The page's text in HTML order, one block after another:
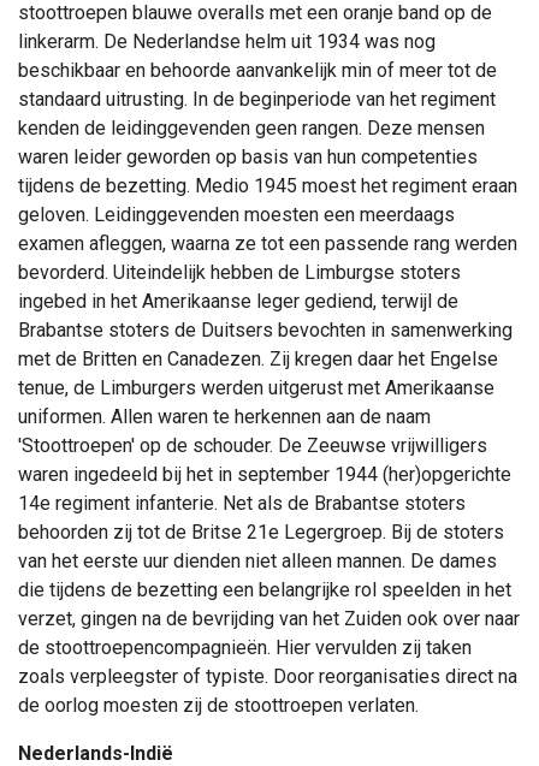
stoottroepen blauwe overalls met een oranje band op de
linkerarm. De Nederlandse helm uit 1934 was nog
beschikbaar en behoorde aanvankelijk min of meer tot de
standaard uitrusting. In de beginperiode van het regiment
kenden de leidinggevenden geen rangen. Deze mensen
waren leider geworden op basis van hun competenties
tijdens de bezetting. Medio 1945 moest het regiment eraan
geloven. Leidinggevenden moesten een meerdaags
examen afleggen, waarna ze tot een passende rang werden
bevorderd. Uiteindelijk hebben de Limburgse stoters
ingebed in het Amerikaanse leger gediend, terwijl de
Brabantse stoters de Duitsers bevochten in samenwerking
met de Britten en Canadezen. Zij kregen daar het Engelse
tenue, de Limburgers werden uitgerust met Amerikaanse
uniformen. Allen waren te herkennen aan de naam
'Stoottroepen' op de schouder. De Zeeuwse vrijwilligers
waren ingedeeld bij het in september 1944 (her)opgerichte
14e regiment infanterie. Net als de Brabantse stoters
behoorden zij tot de Britse 21e Legergroep. Bij de stoters
van het eerste uur dienden niet alleen mannen. De dames
die tijdens de bezetting een belangrijke rol speelden in het
verzet, gingen na de bevrijding van het Zuiden ook over naar
de stoottroepencompagnieën. Hier vervulden zij taken
zoals verpleegster of typiste. Door reorganisaties direct na
de oorlog moesten zij de stoottroepen verlaten.
Nederlands-Indië